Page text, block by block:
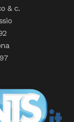
& c.